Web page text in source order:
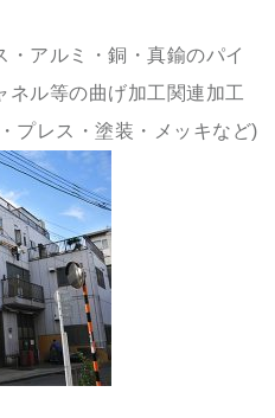
アルミ・銅・真鍮のパイ
ネル等の曲げ加工関連加工
プレス・塗装・メッキなど)